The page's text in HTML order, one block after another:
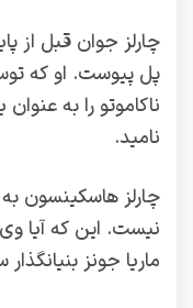
پل پیوست. او که
ناکاموتو را به
نامید.
نیست. این که آیا
ماریا جونز